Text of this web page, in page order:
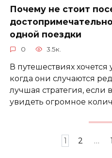
Почему не стоит
одной поездки
0 3.5к.
В путешествиях хочется
когда они случаются
лучшая стратегия, если
увидеть огромное
1 2 …